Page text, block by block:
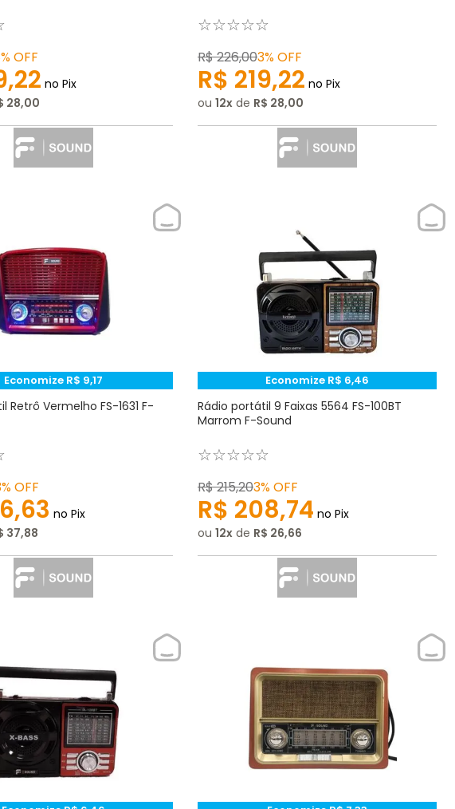
OFF
,22 no Pix
28,00
☆☆☆☆☆
R$226,003%OFF
R$ 219,22 no Pix
ou 12 de R$ 28,00
Economize R$ 9,17
Retrô Vermelho FS-1631 F-
OFF
,63 no Pix
37,88
Economize R$ 6,46
Rádio portátil 9 Faixas 5564 FS-100BT
Marrom F-Sound
☆☆☆☆☆
R$215,203%OFF
R$ 208,74 no Pix
ou 12 de R$ 26,66